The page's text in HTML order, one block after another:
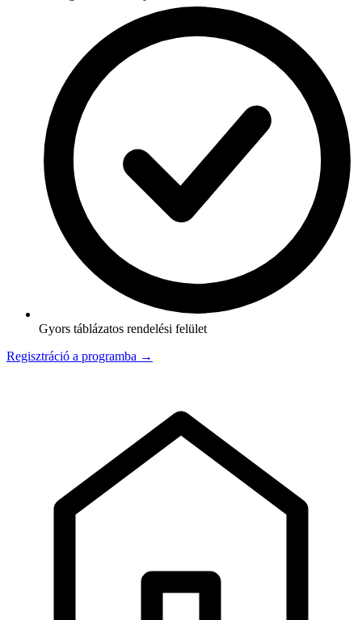
Gyors táblázatos rendelési felület
Regisztráció a programba →